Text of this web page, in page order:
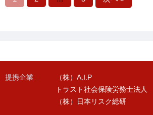
提携企業
（株）A.I.P
トラスト社会保険労務士法人
（株）日本リスク総研